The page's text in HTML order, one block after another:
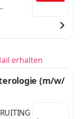
erhalten
(m/w/